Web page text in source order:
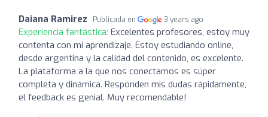
Daiana Ramirez Publicada en 3 years ago
Experiencia fantástica: Excelentes profesores, estoy muy
contenta con mi aprendizaje. Estoy estudiando online,
desde argentina y la calidad del contenido, es excelente.
La plataforma a la que nos conectamos es súper
completa y dinámica. Responden mis dudas rápidamente,
el feedback es genial. Muy recomendable!